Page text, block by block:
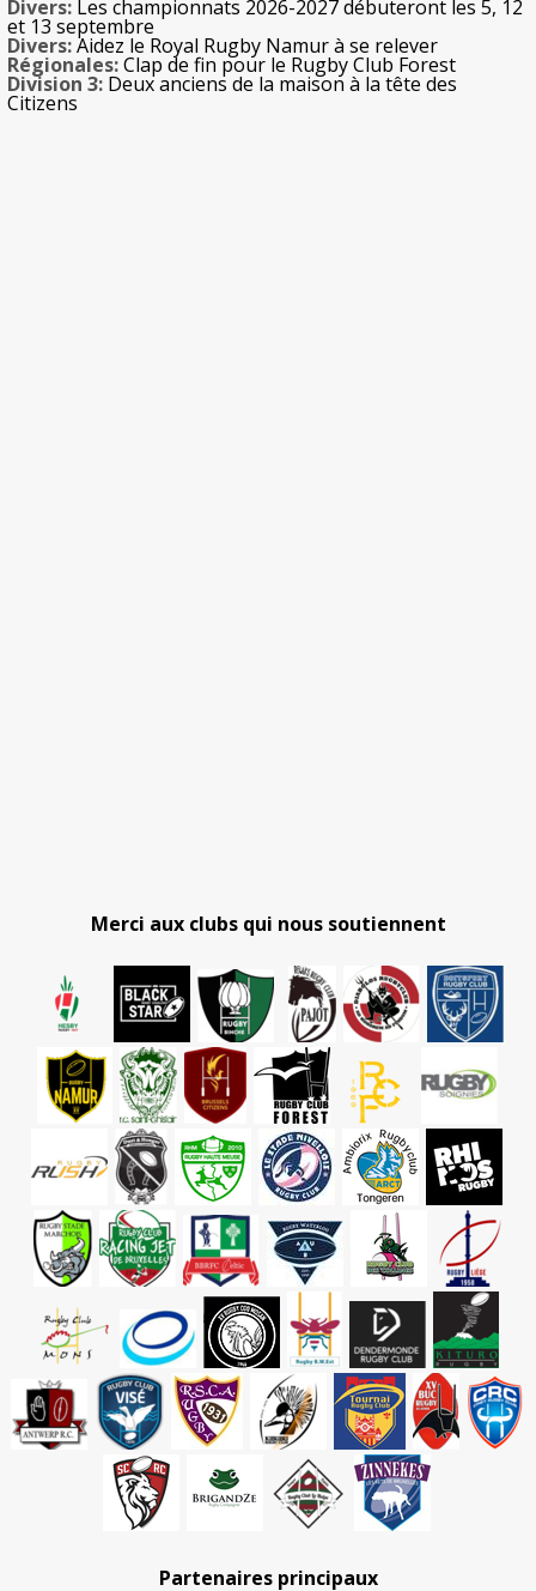
Divers: Les championnats 2026-2027 débuteront les 5, 12
et 13 septembre
Divers:Aidez le Royal Rugby Namur à se relever
Régionales:Clap de fin pour le Rugby Club Forest
Division 3: Deux anciens de la maison à la tête des
Citizens
Merci aux clubs qui nous soutiennent
Partenaires principaux